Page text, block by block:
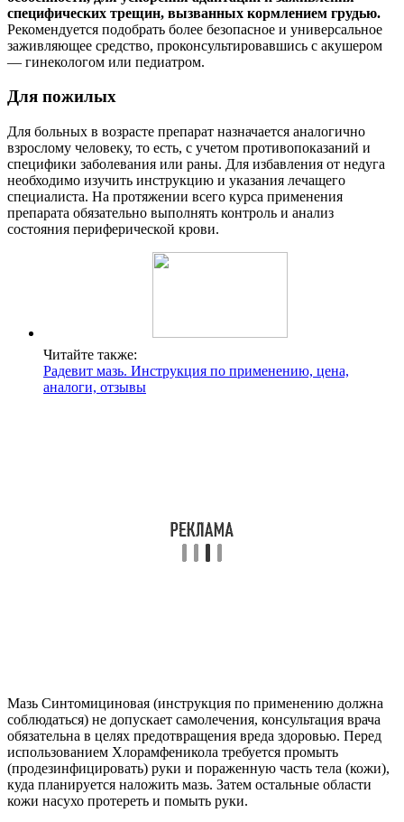
специфических трещин, вызванных кормлением грудью.
Рекомендуется подобрать более безопасное и универсальное
заживляющее средство, проконсультировавшись с акушером
— гинекологом или педиатром.
Для пожилых
Для больных в возрасте препарат назначается аналогично
взрослому человеку, то есть, с учетом противопоказаний и
специфики заболевания или раны. Для избавления от недуга
необходимо изучить инструкцию и указания лечащего
специалиста. На протяжении всего курса применения
препарата обязательно выполнять контроль и анализ
состояния периферической крови.
Читайте также:
Радевит мазь. Инструкция по применению, цена,
аналоги, отзывы
Мазь Синтомициновая (инструкция по применению должна
соблюдаться) не допускает самолечения, консультация врача
обязательна в целях предотвращения вреда здоровью. Перед
использованием Хлорамфеникола требуется промыть
(продезинфицировать) руки и пораженную часть тела (кожи),
куда планируется наложить мазь. Затем остальные области
кожи насухо протереть и помыть руки.